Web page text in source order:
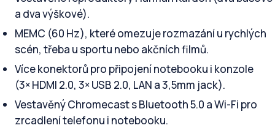
a dva výškové).
MEMC (60 Hz), které omezuje rozmazání u rychlých
scén, třeba u sportu nebo akčních filmů.
Více konektorů pro připojení notebooku i konzole
(3× HDMI 2.0, 3× USB 2.0, LAN a 3,5mm jack).
Vestavěný Chromecast s Bluetooth 5.0 a Wi-Fi pro
zrcadlení telefonu i notebooku.